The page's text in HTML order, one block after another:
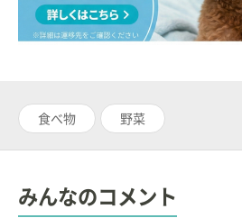
食べ物 野菜
みんなのコメント